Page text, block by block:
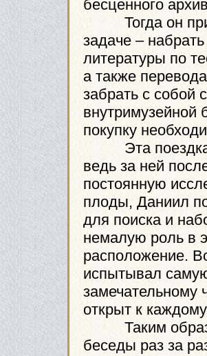
бесценного
Тогда он
задаче –
литературы по
а также
забрать с собой
внутримузейной
покупку
Эта поездка
ведь за ней
постоянную
плоды, Даниил
для поиска и
немалую роль в
расположение.
испытывал
замечательному
открыт к
Таким
беседы раз за